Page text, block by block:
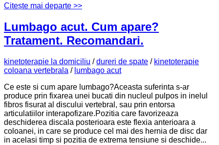
Citește mai departe >>
Lumbago acut. Cum apare?
Tratament. Recomandari.
kinetoterapie la domiciliu /dureri de spate / kinetoterapie
coloana vertebrala / lumbago acut
Ce este si cum apare lumbago?Aceasta suferinta s-ar
produce prin fixarea unei bucati din nucleul pulpos in inelul
fibros fisurat al discului vertebral, sau prin entorsa
articulatiilor interapofizare.Pozitia care favorizeaza
deschiderea discala posterioara este flexia anterioara a
coloanei, in care se produce cel mai des hernia de disc dar
in acelasi timp si pozitia de extrema tensiune si deschide...